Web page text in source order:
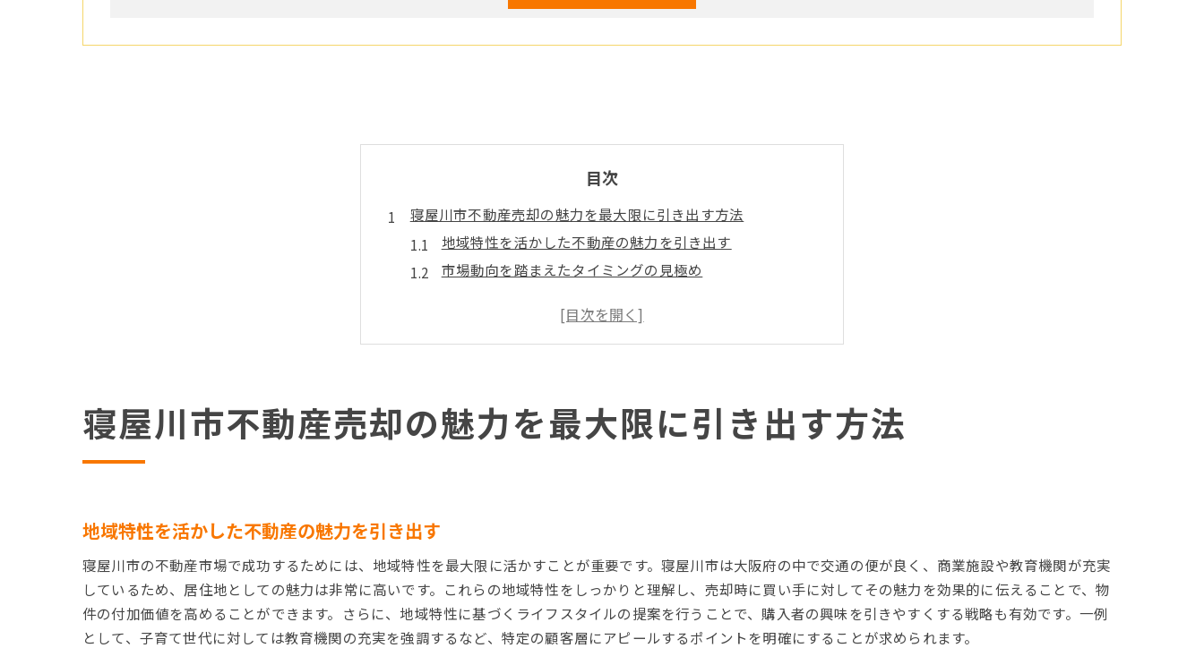
目次
寝屋川市不動産売却の魅力を最大限に引き出す方法
地域特性を活かした不動産の魅力を引き出す
市場動向を踏まえたタイミングの見極め
プロフェッショナルなアプローチで価値を最大化
地域特性を活かした寝屋川市不動産売却の戦略
寝屋川市の地域特性を徹底分析
地域特有の魅力を広告に活かす
高値で売却するための寝屋川市不動産売却の秘訣
競争力を高める価格設定のコツ
寝屋川市不動産売却の魅力を最大限に引き出す方法
地域特性を活かした不動産の魅力を引き出す
寝屋川市の不動産市場で成功するためには、地域特性を最大限に活かすことが重要です。寝屋川市は大阪府の中で交通の便が良く、商業施設や教育機関が充実
しているため、居住地としての魅力は非常に高いです。これらの地域特性をしっかりと理解し、売却時に買い手に対してその魅力を効果的に伝えることで、物
件の付加価値を高めることができます。さらに、地域特性に基づくライフスタイルの提案を行うことで、購入者の興味を引きやすくする戦略も有効です。一例
として、子育て世代に対しては教育機関の充実を強調するなど、特定の顧客層にアピールするポイントを明確にすることが求められます。